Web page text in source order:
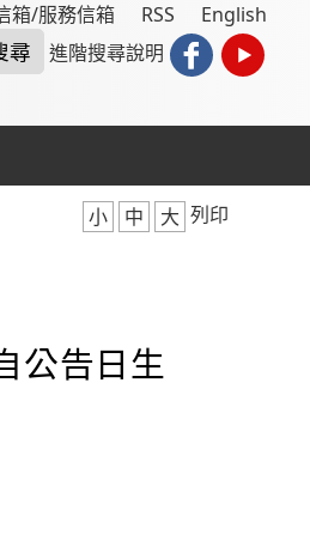
箱/服務信箱 RSS
English
進階搜尋說明
小 中 大 列印
公告日生